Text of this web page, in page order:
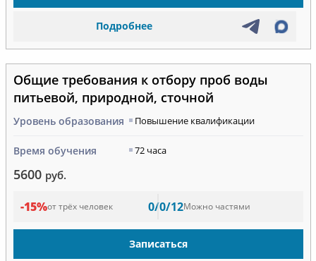
Подробнее
Общие требования к отбору проб воды
питьевой, природной, сточной
Уровень образования Повышение квалификации
Время обучения 72 часа
5600 руб.
-15%от трёх человек 0/0/12Можно частями
Записаться